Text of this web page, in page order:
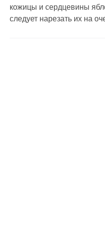
кожицы и сердцевины
следует нарезать их на